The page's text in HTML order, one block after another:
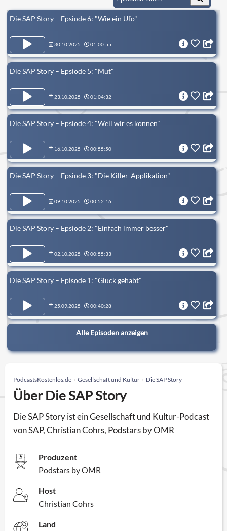
Die SAP Story – Epsiode 6: "Wie ein Ufo"
30.10.2025 01:00:55
Die SAP Story – Epsiode 5: "Mut"
23.10.2025 01:04:32
Die SAP Story – Epsiode 4: "Weil wir es können"
16.10.2025 00:55:50
Die SAP Story – Epsiode 3: "Die Killer-Applikation"
09.10.2025 00:52:16
Die SAP Story – Epsiode 2: "Einfach immer besser"
02.10.2025 00:55:33
Die SAP Story – Episode 1: "Glück gehabt"
25.09.2025 00:40:28
Alle Episoden anzeigen
PodcastsKostenlos.de Gesellschaft und Kultur Die SAP Story
Über Die SAP Story
Die SAP Story ist ein Gesellschaft und Kultur-Podcast
von SAP, Christian Cohrs, Podstars by OMR
Produzent
Podstars by OMR
Host
Christian Cohrs
Land